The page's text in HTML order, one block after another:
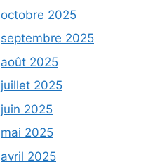
octobre 2025
septembre 2025
août 2025
juillet 2025
juin 2025
mai 2025
avril 2025